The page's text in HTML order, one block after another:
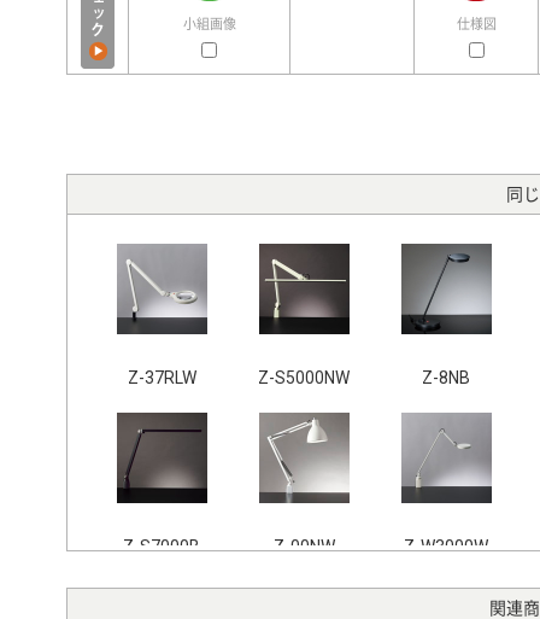
小組画像 仕様図
同
Z-37RLW Z-S5000NW Z-8NB
Z-S7000B Z-00NW Z-W3000W
関連